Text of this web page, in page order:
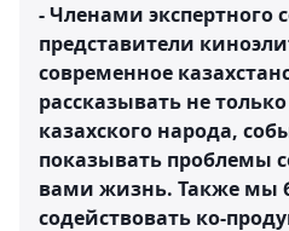
- Членами экспертного
представители
современное
рассказывать не
казахского народа,
показывать проблемы
вами жизнь. Также мы
содействовать ко-